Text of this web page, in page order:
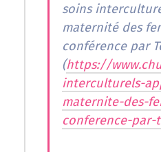
soins
maternité des
conférence par
(https://
interculturels-
maternite-des-
conference-